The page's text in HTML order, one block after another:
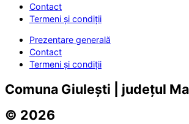
Contact
Termeni și condiții
Prezentare generală
Contact
Termeni și condiții
Comuna Giulești | județul
© 2026